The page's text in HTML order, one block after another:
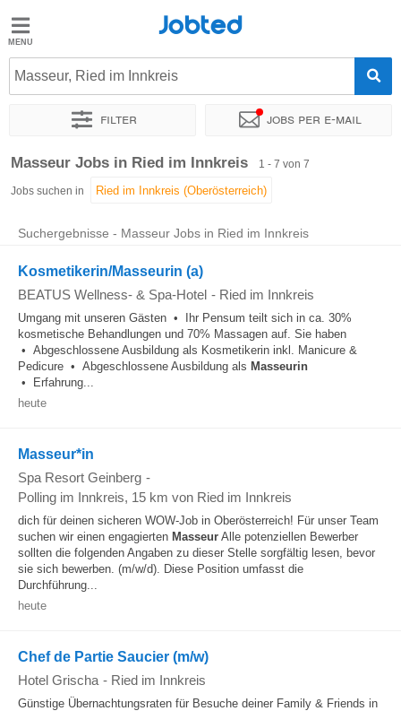
Jobted
Jobs
Jobted
Masseur, Ried im Innkreis
Filter Jobs per e-mail
Sortieren nach Genauer Standort
Masseur Jobs in Ried im Innkreis 1 - 7 von 7
Jobs suchen in
Suchergebnisse - Masseur Jobs in Ried im Innkreis
Kosmetikerin/Masseurin (a)
BEATUS Wellness- & Spa-Hotel - Ried im Innkreis
Umgang mit unseren Gästen • Ihr Pensum teilt sich in ca. 30%
kosmetische Behandlungen und 70% Massagen auf. Sie haben
• Abgeschlossene Ausbildung als Kosmetikerin inkl. Manicure &
Pedicure • Abgeschlossene Ausbildung als Masseurin
• Erfahrung...
heute
Masseur*in
Spa Resort Geinberg -
Polling im Innkreis, 15 km von Ried im Innkreis
dich für deinen sicheren WOW-Job in Oberösterreich! Für unser Team
suchen wir einen engagierten Masseur Alle potenziellen Bewerber
sollten die folgenden Angaben zu dieser Stelle sorgfältig lesen, bevor
sie sich bewerben. (m/w/d). Diese Position umfasst die
Durchführung...
heute
Chef de Partie Saucier (m/w)
Hotel Grischa - Ried im Innkreis
Günstige Übernachtungsraten für Besuche deiner Family & Friends in